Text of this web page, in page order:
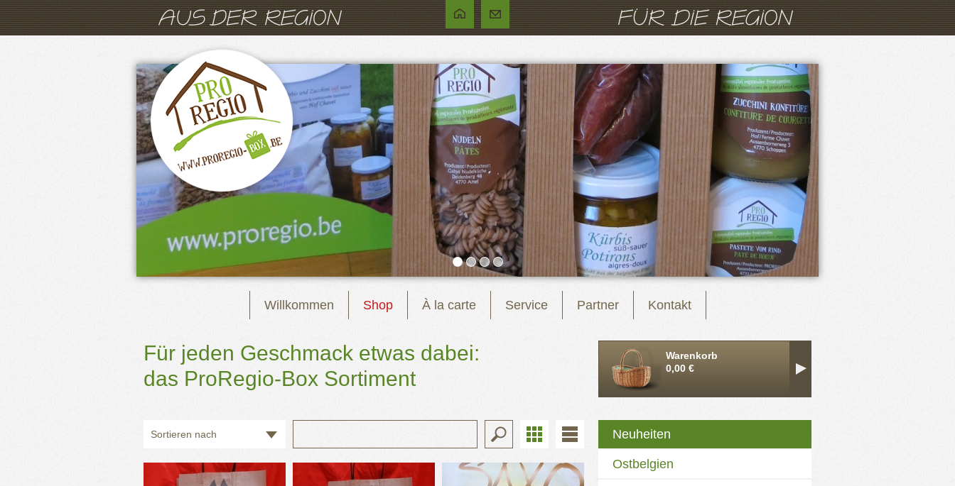
Willkommen Shop À la carte Service Partner Kontakt
Für jeden Geschmack etwas dabei:
das ProRegio-Box Sortiment
Warenkorb
0,00 €
Sortieren nach Neuheiten
Ostbelgien